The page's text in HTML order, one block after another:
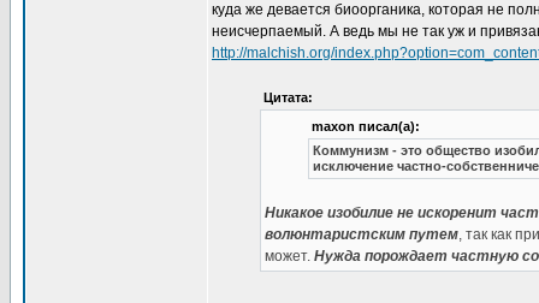
куда же девается биоорганика, которая не
неисчерпаемый. А ведь мы не так уж и
http://malchish.org/
Цитата:
maxon писал(а):
Коммунизм - это общество
исключение частно-
Никакое изобилие не искоренит
волюнтаристским путем, так как
может. Нужда порождает частную